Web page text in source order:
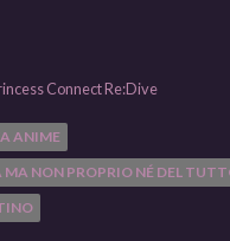
Connect Re:Dive
ANIME
MA NON PROPRIO NÉ DEL